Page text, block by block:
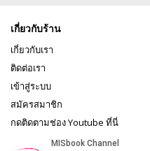
เกี่ยวกับร้าน
เกี่ยวกับเรา
ติดต่อเรา
เข้าสู่ระบบ
สมัครสมาชิก
กดติดตามช่อง Youtube ที่นี่